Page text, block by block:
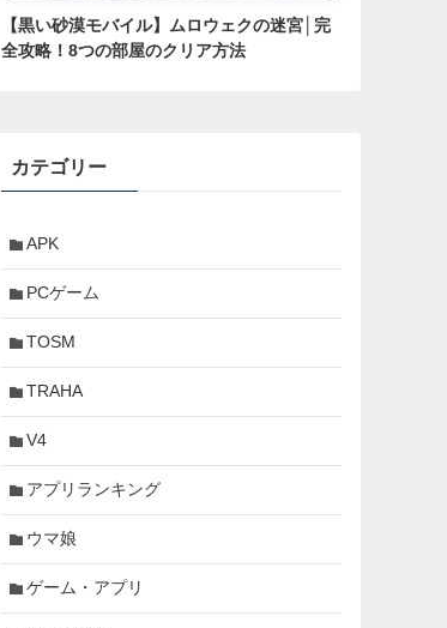
【黒い砂漠モバイル】ムロウェクの迷宮│完
全攻略！8つの部屋のクリア方法
カテゴリー
APK
PCゲーム
TOSM
TRAHA
V4
アプリランキング
ウマ娘
ゲーム・アプリ